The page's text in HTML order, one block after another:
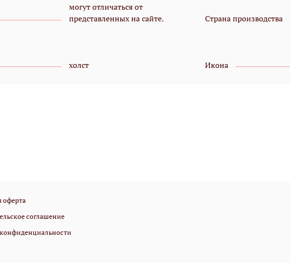
могут отличаться от
представленных на сайте.
Страна производства
холст Икона
оферта
соглашение